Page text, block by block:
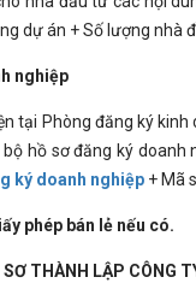
dự án + Số lượng nhà
nghiệp
tại Phòng đăng ký
hồ sơ đăng ký
ký doanh nghiệp + Mã
phép bán lẻ nếu có.
THÀNH LẬP CÔNG